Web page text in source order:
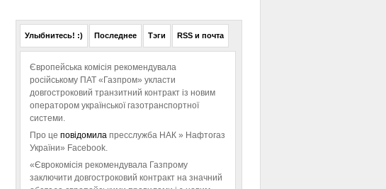
Улыбнитесь! :) Последнее Тэги RSS и почта
Європейська комісія рекомендувала
російському ПАТ «Газпром» укласти
довгостроковий транзитний контракт із новим
оператором української газотранспортної
системи.
Про це повідомила пресслужба НАК » Нафтогаз
України» Facebook.
«Єврокомісія рекомендувала Газпрому
заключити довгостроковий контракт на значний